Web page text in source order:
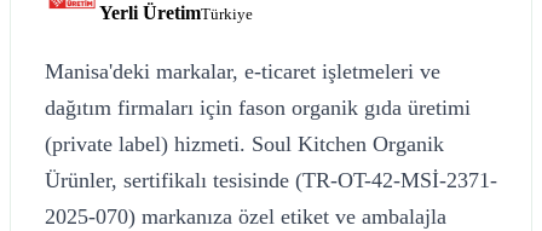
Yerli ÜretimTürkiye
Manisa'deki markalar, e-ticaret işletmeleri ve
dağıtım firmaları için fason organik gıda üretimi
(private label) hizmeti. Soul Kitchen Organik
Ürünler, sertifikalı tesisinde (TR-OT-42-MSİ-2371-
2025-070) markanıza özel etiket ve ambalajla